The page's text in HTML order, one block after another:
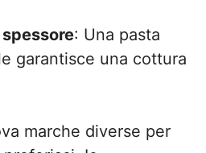
: Una pasta
garantisce una cottura
marche diverse per